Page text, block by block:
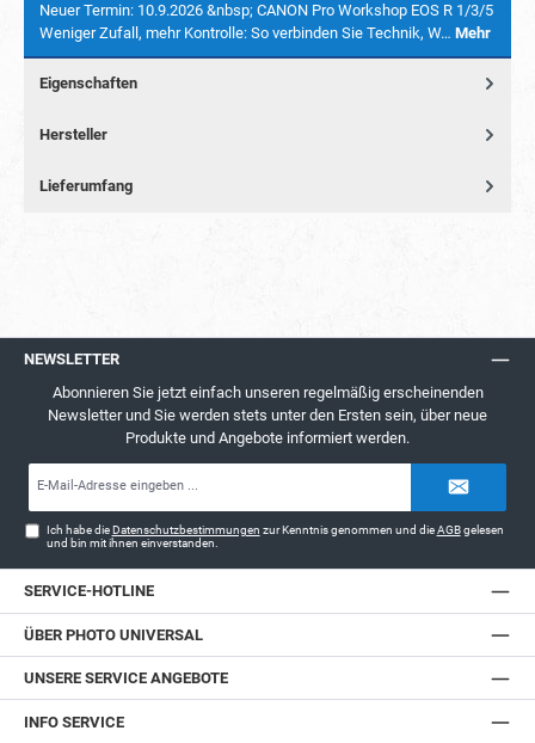
Neuer Termin: 10.9.2026 &nbsp; CANON Pro Workshop EOS R 1/3/5
Weniger Zufall, mehr Kontrolle: So verbinden Sie Technik, W… Mehr
Eigenschaften
Hersteller
Lieferumfang
NEWSLETTER
Abonnieren Sie jetzt einfach unseren regelmäßig erscheinenden
Newsletter und Sie werden stets unter den Ersten sein, über neue
Produkte und Angebote informiert werden.
Ich habe dieDatenschutzbestimmungen zur Kenntnis genommen und dieAGBgelesen
und bin mit ihnen einverstanden.
SERVICE-HOTLINE
ÜBER PHOTO UNIVERSAL
UNSERE SERVICE ANGEBOTE
INFO SERVICE